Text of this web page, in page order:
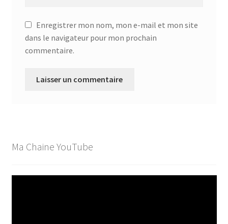
Enregistrer mon nom, mon e-mail et mon site
dans le navigateur pour mon prochain
commentaire.
Ma Chaine YouTube